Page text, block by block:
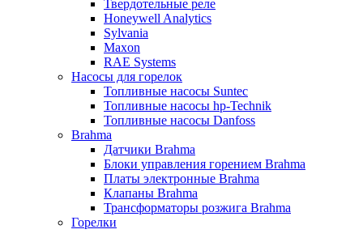
Твердотельные реле
Honeywell Analytics
Sylvania
Maxon
RAE Systems
Насосы для горелок
Топливные насосы Suntec
Топливные насосы hp-Technik
Топливные насосы Danfoss
Brahma
Датчики Brahma
Блоки управления горением Brahma
Платы электронные Brahma
Клапаны Brahma
Трансформаторы розжига Brahma
Горелки